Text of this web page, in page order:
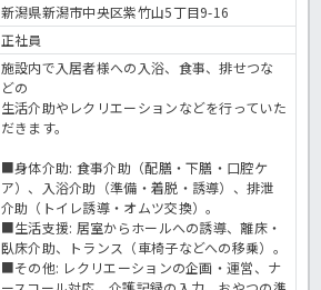
新潟県新潟市中央区紫竹山5丁目9-16
正社員
施設内で入居者様への入浴、食事、排せつな
どの
生活介助やレクリエーションなどを行っていた
だきます。
■身体介助: 食事介助（配膳・下膳・口腔ケ
ア）、入浴介助（準備・着脱・誘導）、排泄
介助（トイレ誘導・オムツ交換）。
■生活支援: 居室からホールへの誘導、離床・
臥床介助、トランス（車椅子などへの移乗）。
■その他: レクリエーションの企画・運営、ナ